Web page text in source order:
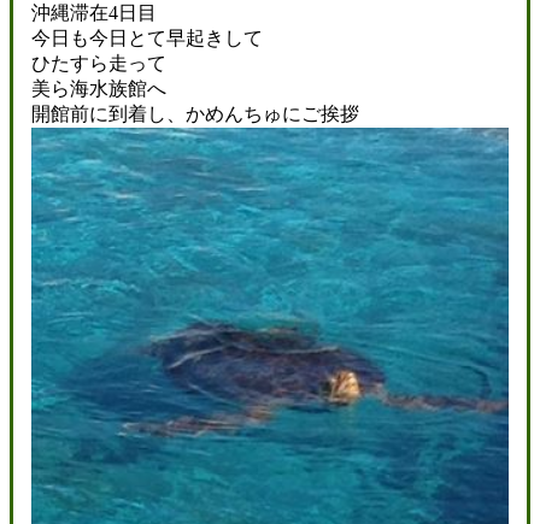
沖縄滞在4日目
今日も今日とて早起きして
ひたすら走って
美ら海水族館へ
開館前に到着し、かめんちゅにご挨拶